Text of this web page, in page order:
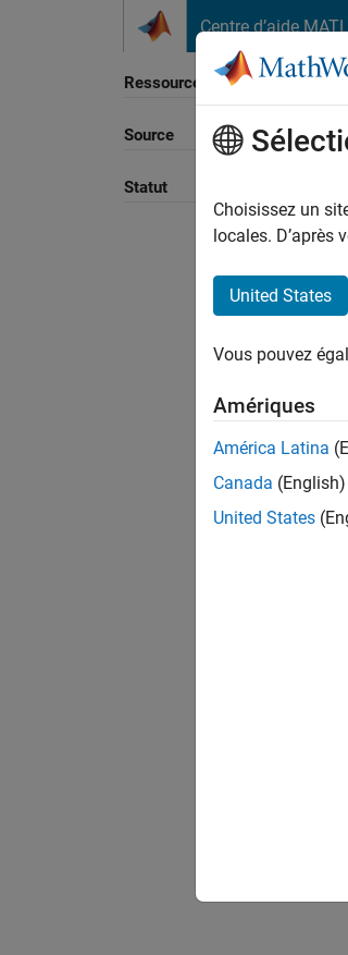
Centre d’aide
Ressource
Source
Statut
Choisissez un
locales.
United States
Vous pouvez
Amériques
América Latina
Canada (English)
United States